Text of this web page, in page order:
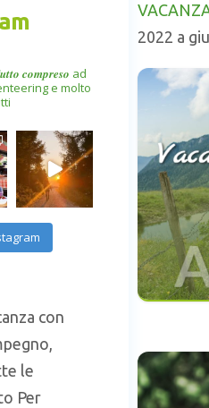
𝒄𝒐𝒎𝒑𝒓𝒆𝒔𝒐 ad
e molto
con
le
Per
2022 a